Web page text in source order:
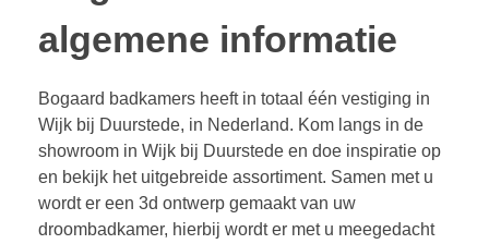
algemene informatie
Bogaard badkamers heeft in totaal één vestiging in
Wijk bij Duurstede, in Nederland. Kom langs in de
showroom in Wijk bij Duurstede en doe inspiratie op
en bekijk het uitgebreide assortiment. Samen met u
wordt er een 3d ontwerp gemaakt van uw
droombadkamer, hierbij wordt er met u meegedacht